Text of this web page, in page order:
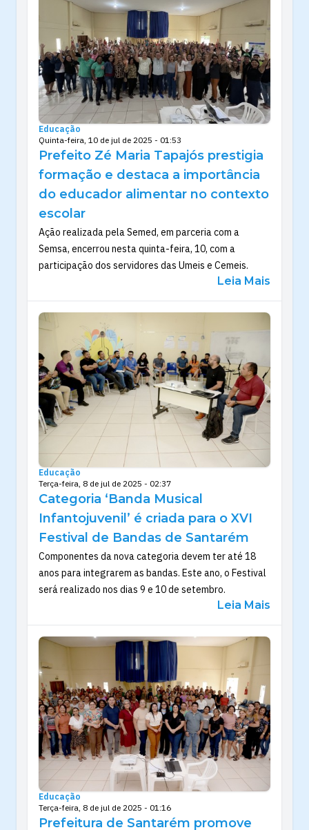
Educação
Quinta-feira, 10 de jul de 2025 - 01:53
Prefeito Zé Maria Tapajós prestigia
formação e destaca a importância
do educador alimentar no contexto
escolar
Ação realizada pela Semed, em parceria com a
Semsa, encerrou nesta quinta-feira, 10, com a
participação dos servidores das Umeis e Cemeis.
Leia Mais
Educação
Terça-feira, 8 de jul de 2025 - 02:37
Categoria ‘Banda Musical
Infantojuvenil’ é criada para o XVI
Festival de Bandas de Santarém
Componentes da nova categoria devem ter até 18
anos para integrarem as bandas. Este ano, o Festival
será realizado nos dias 9 e 10 de setembro.
Leia Mais
Educação
Terça-feira, 8 de jul de 2025 - 01:16
Prefeitura de Santarém promove